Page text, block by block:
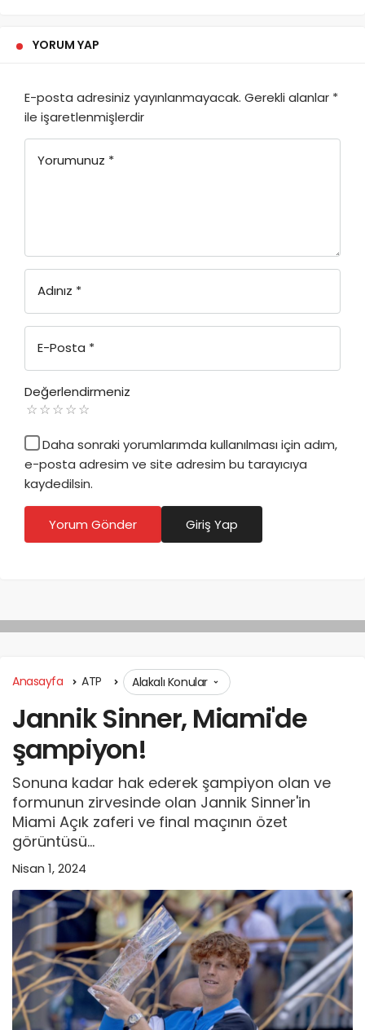
YORUM YAP
E-posta adresiniz yayınlanmayacak. Gerekli alanlar *
ile işaretlenmişlerdir
Yorumunuz *
Adınız *
E-Posta *
Değerlendirmeniz
Daha sonraki yorumlarımda kullanılması için adım,
e-posta adresim ve site adresim bu tarayıcıya
kaydedilsin.
Yorum Gönder Giriş Yap
Anasayfa ATP Alakalı Konular
Jannik Sinner, Miami'de
şampiyon!
Sonuna kadar hak ederek şampiyon olan ve
formunun zirvesinde olan Jannik Sinner'in
Miami Açık zaferi ve final maçının özet
görüntüsü...
Nisan 1, 2024